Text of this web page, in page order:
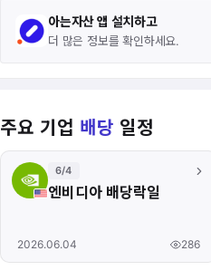
아는자산 앱 설치하고
더 많은 정보를 확인하세요.
주요 기업 배당 일정
6/4
엔비디아 배당락일
2026.06.04 286